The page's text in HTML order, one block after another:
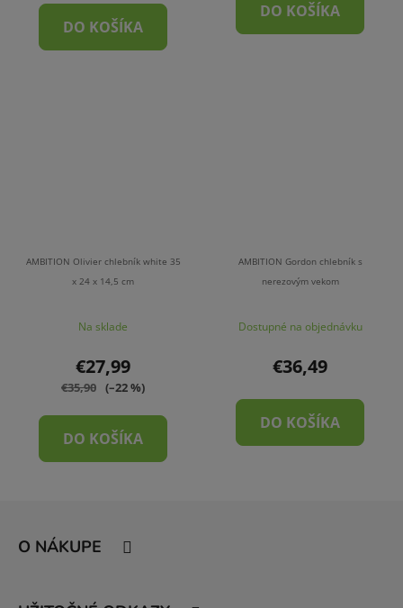
DO KOŠÍKA
DO KOŠÍKA
AMBITION Olivier chlebník white 35
x 24 x 14,5 cm
Na sklade
€27,99
€35,90 (–22 %)
DO KOŠÍKA
AMBITION Gordon chlebník s
nerezovým vekom
Dostupné na objednávku
€36,49
DO KOŠÍKA
O NÁKUPE